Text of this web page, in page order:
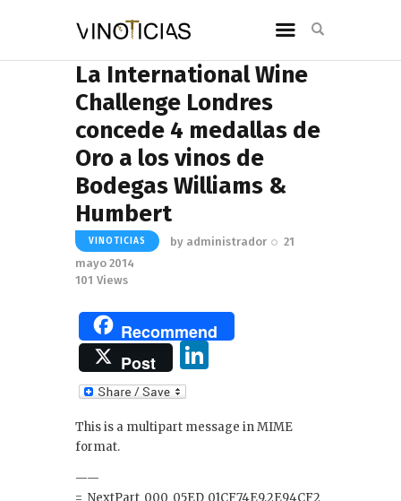
La International Wine
Challenge Londres
concede 4 medallas de
Oro a los vinos de
Bodegas Williams &
Humbert
VINOTICIAS by administrador
21
mayo 2014
101 Views
Recommend
Post
e
This is a multipart message in MIME
format.
——
=_NextPart_000_05ED_01CF74E9.2E94CF2